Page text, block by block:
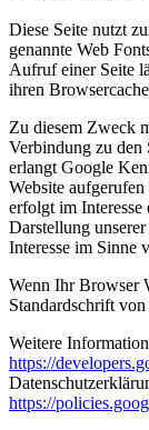
Diese Seite nutzt
genannte Web
Aufruf einer Seite
ihren
Zu diesem Zweck
Verbindung zu den
erlangt Google
Website
erfolgt im Interesse
Darstellung
Interesse im Sinne
Wenn Ihr Browser
Standardschrift
Weitere
https://
https://